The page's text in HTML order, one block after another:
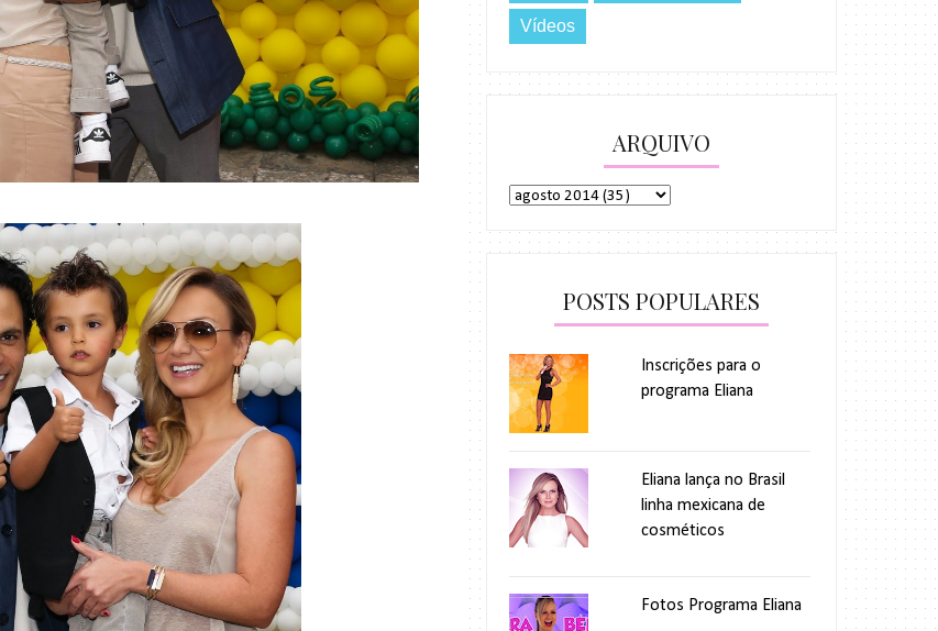
Vídeos
ARQUIVO
POSTS POPULARES
Inscrições para o
programa Eliana
Eliana lança no Brasil
linha mexicana de
cosméticos
Fotos Programa Eliana